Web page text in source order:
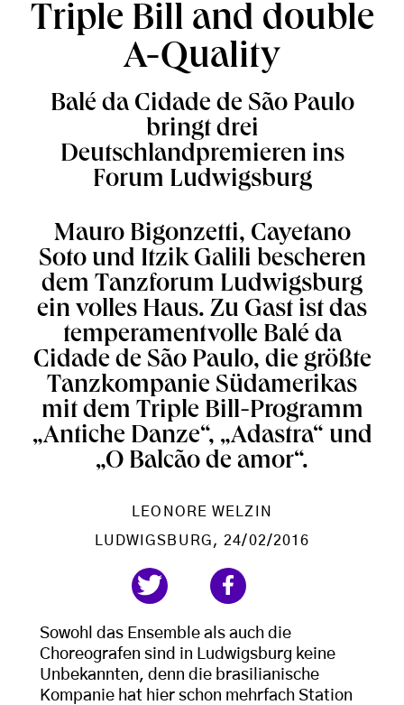
Triple Bill and double
A-Quality
Balé da Cidade de São Paulo
bringt drei
Deutschlandpremieren ins
Forum Ludwigsburg
Mauro Bigonzetti, Cayetano
Soto und Itzik Galili bescheren
dem Tanzforum Ludwigsburg
ein volles Haus. Zu Gast ist das
temperamentvolle Balé da
Cidade de São Paulo, die größte
Tanzkompanie Südamerikas
mit dem Triple Bill-Programm
„Antiche Danze“, „Adastra“ und
„O Balcão de amor“.
LEONORE WELZIN
LUDWIGSBURG , 24/02/2016
Sowohl das Ensemble als auch die
Choreografen sind in Ludwigsburg keine
Unbekannten, denn die brasilianische
Kompanie hat hier schon mehrfach Station